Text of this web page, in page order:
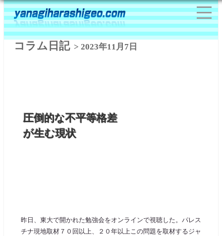
コラム日記> 2023年11月7日
圧倒的な不平等格差
が生む現状
昨日、東大で開かれた勉強会をオンラインで視聴した。パレス
チナ現地取材７０回以上、２０年以上この問題を取材するジャ